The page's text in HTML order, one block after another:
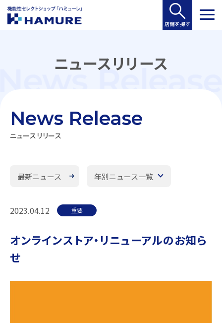
ニュースリリース
ニュースリリース
News Release
最新ニュース 年別ニュース一覧
2023.04.12 重要
オンラインストア・リニューアルのお知ら
せ